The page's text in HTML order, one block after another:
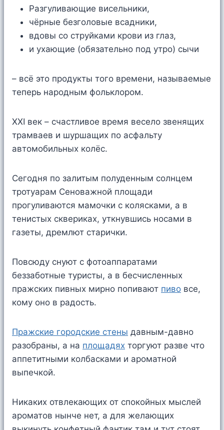
Разгуливающие висельники,
чёрные безголовые всадники,
вдовы со струйками крови из глаз,
и ухающие (обязательно под утро) сычи
– всё это продукты того времени, называемые
теперь народным фольклором.
XXI век – счастливое время весело звенящих
трамваев и шуршащих по асфальту
автомобильных колёс.
Сегодня по залитым полуденным солнцем
тротуарам Сеноважной площади
прогуливаются мамочки с колясками, а в
тенистых сквериках, уткнувшись носами в
газеты, дремлют старички.
Повсюду снуют с фотоаппаратами
беззаботные туристы, а в бесчисленных
пражских пивных мирно попивают пиво все,
кому оно в радость.
Пражские городские стены давным-давно
разобраны, а на площадях торгуют разве что
аппетитными колбасками и ароматной
выпечкой.
Никаких отвлекающих от спокойных мыслей
ароматов нынче нет, а для желающих